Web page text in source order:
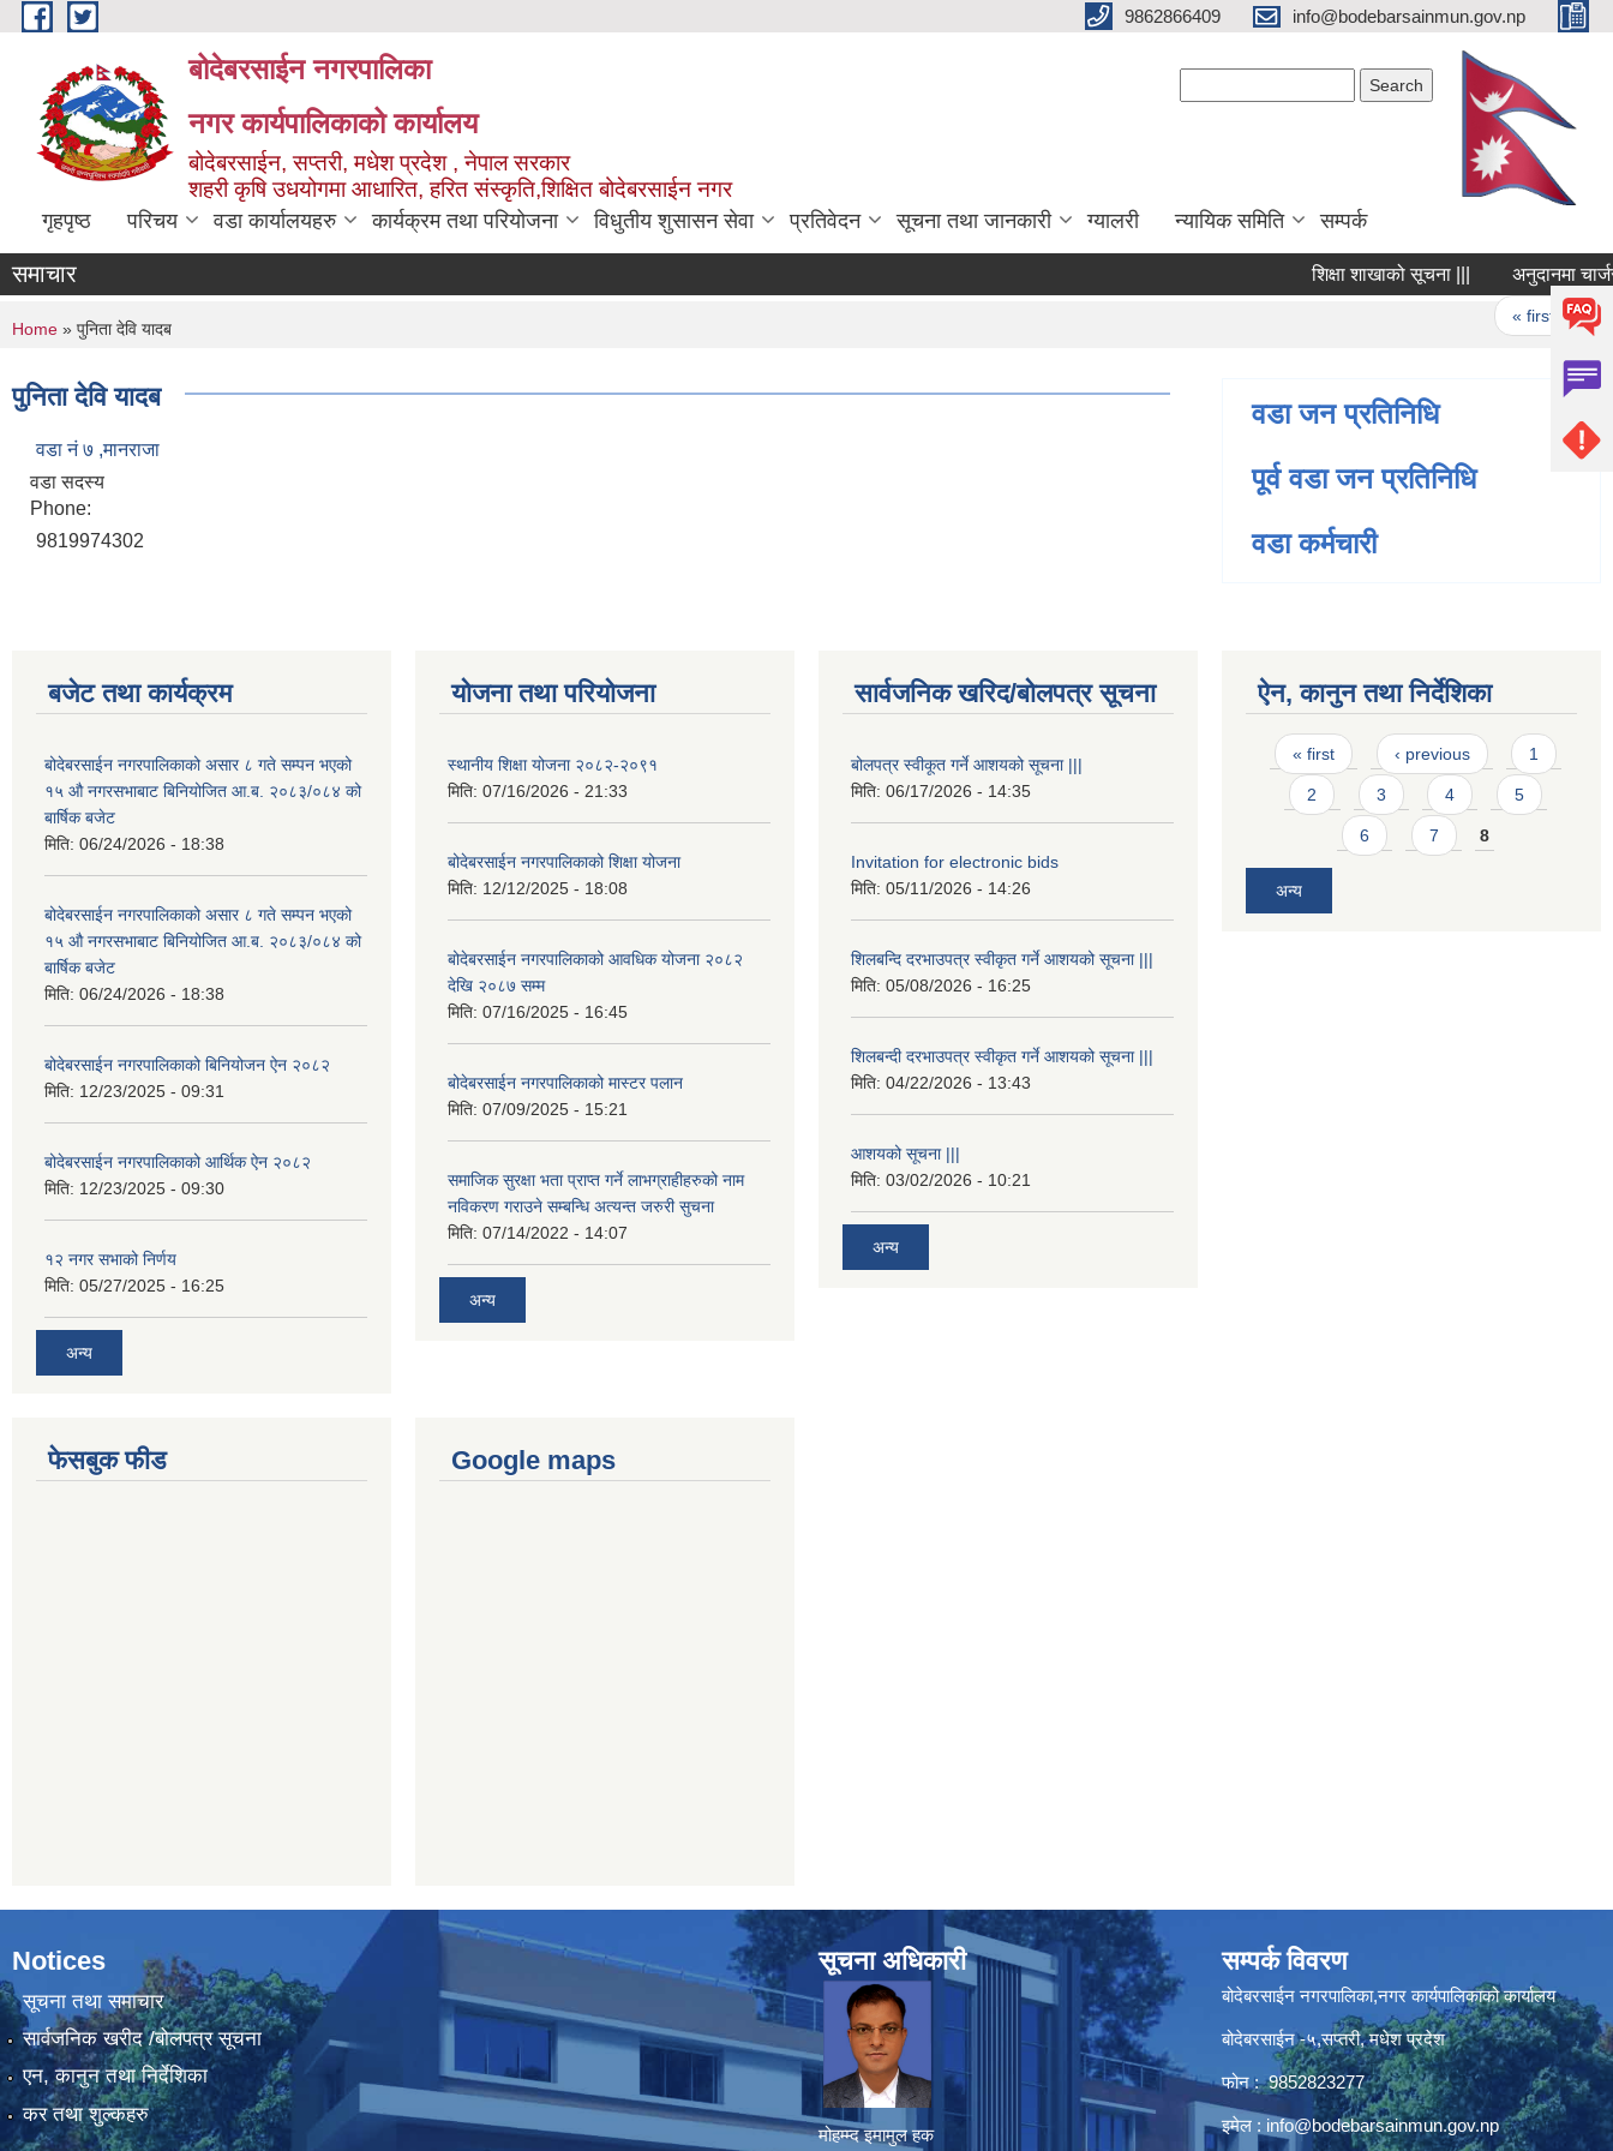
Skip to main content 9862866409 info@bodebarsainmun.gov.np
बोदेबरसाईन नगरपालिका
नगर कार्यपालिकाको कार्यालय
बोदेबरसाईन, सप्तरी, मधेश प्रदेश , नेपाल सरकार
शहरी कृषि उधयोगमा आधारित, हरित संस्कृति,शिक्षित बोदेबरसाईन नगर
गृहपृष्ठ परिचय वडा कार्यालयहरु कार्यक्रम तथा परियोजना विधुतीय शुसासन सेवा प्रतिवेदन सूचना तथा जानकारी ग्यालरी न्यायिक समिति सम्पर्क
समाचार शिक्षा शाखाको सूचना ||| अनुदानमा चार्जर
« first ‹
You are here
Home » पुनिता देवि यादब
पुनिता देवि यादब
वडा नं‌ ७ ,मानराजा
वडा सदस्य
Phone:
9819974302
वडा जन प्रतिनिधि
पूर्व वडा जन प्रतिनिधि
वडा कर्मचारी
बजेट तथा कार्यक्रम
बोदेबरसाईन नगरपालिकाको असार ८ गते सम्पन भएको
१५ ‍‍‍औ नगरसभाबाट बिनियोजित आ.ब. २०८३/०८४ को
बार्षिक बजेट
मिति: 06/24/2026 - 18:38
बोदेबरसाईन नगरपालिकाको असार ८ गते सम्पन भएको
१५ ‍‍‍औ नगरसभाबाट बिनियोजित आ.ब. २०८३/०८४ को
बार्षिक बजेट
मिति: 06/24/2026 - 18:38
बोदेबरसाईन नगरपालिकाको बिनियोजन ऐन २०८२
मिति: 12/23/2025 - 09:31
बोदेबरसाईन नगरपालिकाको आर्थिक ऐन २०८२
मिति: 12/23/2025 - 09:30
१२ नगर सभाको निर्णय
मिति: 05/27/2025 - 16:25
अन्य
योजना तथा परियोजना
स्थानीय शिक्षा योजना २०८२-२०९१
मिति: 07/16/2026 - 21:33
बोदेबरसाईन नगरपालिकाको शिक्षा योजना
मिति: 12/12/2025 - 18:08
बोदेबरसाईन नगरपालिकाको आवधिक योजना २०८२
देखि २०८७ सम्म
मिति: 07/16/2025 - 16:45
बोदेबरसाईन नगरपालिकाको मास्टर पलान
मिति: 07/09/2025 - 15:21
समाजिक सुरक्षा भता प्राप्त गर्ने लाभग्राहीहरुको नाम
नविकरण गराउने सम्बन्धि अत्यन्त जरुरी सुचना
मिति: 07/14/2022 - 14:07
अन्य
सार्वजनिक खरिद/बोलपत्र सूचना
बोलपत्र स्वीकूत गर्ने आशयको सूचना |||
मिति: 06/17/2026 - 14:35
Invitation for electronic bids
मिति: 05/11/2026 - 14:26
शिलबन्दि दरभाउपत्र स्वीकृत गर्ने आशयको सूचना |||
मिति: 05/08/2026 - 16:25
शिलबन्दी दरभाउपत्र स्वीकृत गर्ने आशयको सूचना |||
मिति: 04/22/2026 - 13:43
आशयको सूचना |||
मिति: 03/02/2026 - 10:21
अन्य
ऐन, कानुन तथा निर्देशिका
Pages
« first ‹ previous 1
2 3 4 5
6 7 8
अन्य
फेसबुक फीड Google maps
Notices
सूचना तथा समाचार
सार्वजनिक खरीद /बोलपत्र सूचना
एन, कानुन तथा निर्देशिका
कर तथा शुल्कहरु
सूचना अधिकारी
मोहम्म्द इमामुल हक
सम्पर्क विवरण
बोदेबरसाईन नगरपालिका,नगर कार्यपालिकाको कार्यालय
बोदेबरसाईन -५,सप्तरी, मधेश प्रदेश
फोन : 9852823277
इमेल : info@bodebarsainmun.gov.np